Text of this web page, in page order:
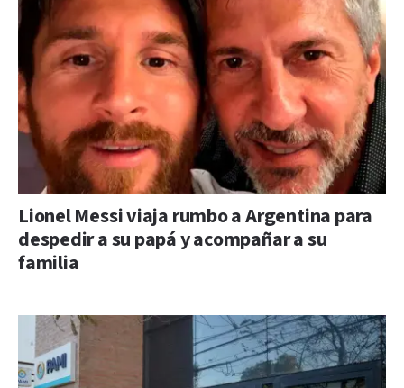
Lionel Messi viaja rumbo a Argentina para
despedir a su papá y acompañar a su
familia